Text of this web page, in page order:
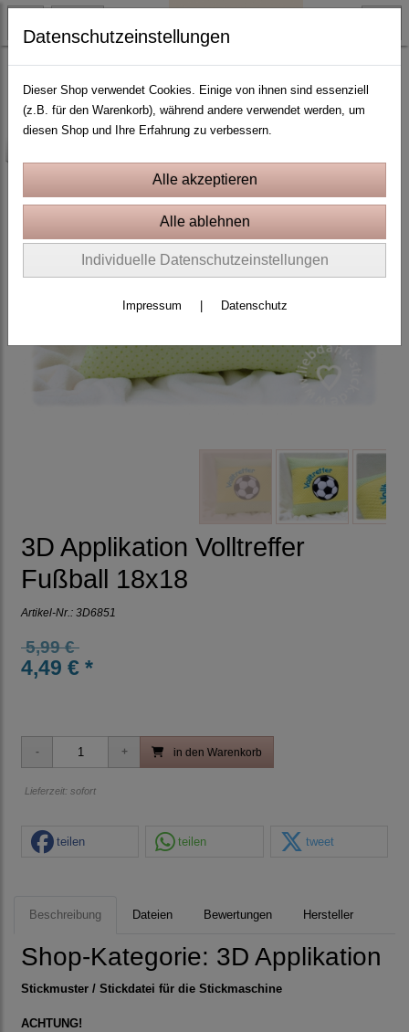
3D Applikation
3D Applikation Volltreffer
Fußball 18x18
Artikel-Nr.: 3D6851
5,99 €
4,49 € *
in den Warenkorb
Lieferzeit: sofort
teilen teilen tweet
Beschreibung Dateien Bewertungen Hersteller
Shop-Kategorie: 3D Applikation
Stickmuster / Stickdatei für die Stickmaschine
ACHTUNG!
Datenschutzeinstellungen
Dieser Shop verwendet Cookies. Einige von ihnen sind essenziell
(z.B. für den Warenkorb), während andere verwendet werden, um
diesen Shop und Ihre Erfahrung zu verbessern.
Individuelle Datenschutzeinstellungen
Impressum Datenschutz